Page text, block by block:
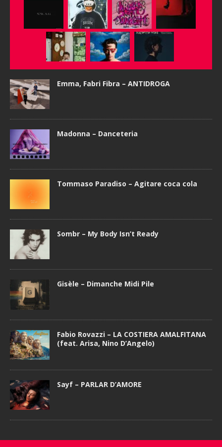
Emma, Fabri Fibra – ANTIDROGA
Madonna – Danceteria
Tommaso Paradiso – Agitare coca cola
Sombr – My Body Isn’t Ready
Gisèle – Dimanche Midi Pile
Fabio Rovazzi – LA COSTIERA AMALFITANA
(feat. Arisa, Nino D’Angelo)
Sayf – PARLAR D’AMORE